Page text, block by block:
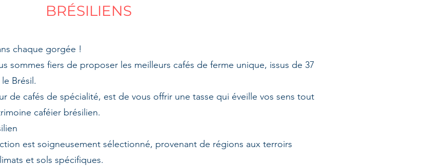
BRÉSILIENS
chaque gorgée !
sommes fiers de proposer les meilleurs cafés de ferme unique, issus de 37
Brésil.
de cafés de spécialité, est de vous offrir une tasse qui éveille vos sens tout
caféier brésilien.
est soigneusement sélectionné, provenant de régions aux terroirs
et sols spécifiques.